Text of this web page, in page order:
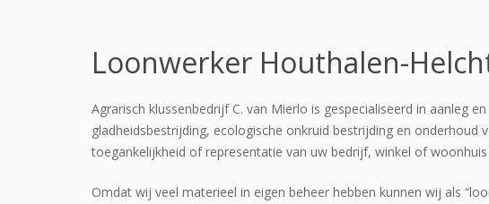
Loonwerker Houthalen-
Agrarisch klussenbedrijf C. van Mierlo is gespecialiseerd in aanleg
gladheidsbestrijding, ecologische onkruid bestrijding en
toegankelijkheid of representatie van uw bedrijf, winkel of woonhuis
Omdat wij veel materieel in eigen beheer hebben kunnen wij als